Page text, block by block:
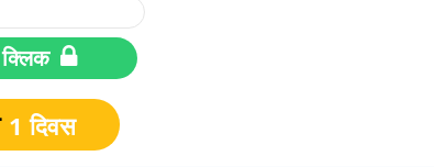
संपूर्ण बातमी वाचण्यासाठी क्लिक
1 दिवस